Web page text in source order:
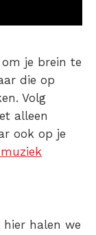
je brein te
die op
Volg
alleen
ook op je
halen we